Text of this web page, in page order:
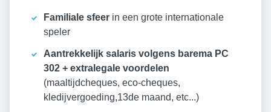
Familiale sfeer in een grote internationale
speler
Aantrekkelijk salaris volgens barema PC
302 + extralegale voordelen
(maaltijdcheques, eco-cheques,
kledijvergoeding,13de maand, etc...)